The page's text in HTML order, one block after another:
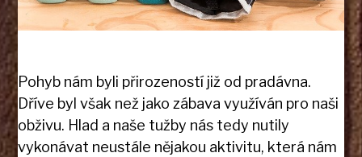
Pohyb nám byli přirozeností již od pradávna.
Dříve byl však než jako zábava využíván pro naši
obživu. Hlad a naše tužby nás tedy nutily
vykonávat neustále nějakou aktivitu, která nám